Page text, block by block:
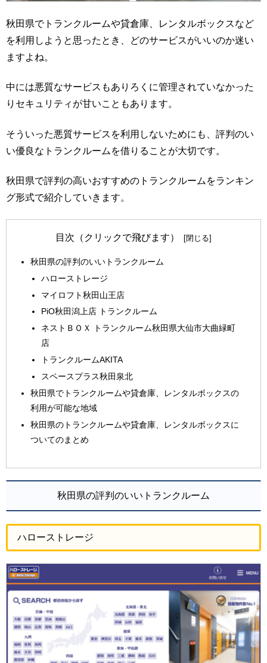
秋田県でトランクルームや貸倉庫、レンタルボックスなど
を利用しようと思ったとき、どのサービスがいいのか迷い
ますよね。
中には悪質なサービスもありろくに管理されていなかった
りセキュリティが甘いこともあります。
そういった悪質サービスを利用しないためにも、評判のい
い優良なトランクルームを借りることが大切です。
秋田県で評判の高いおすすめのトランクルームをランキン
グ形式で紹介していきます。
目次（クリックで飛びます）
秋田県の評判のいいトランクルーム
ハローストレージ
マイロフト秋田山王店
PiO秋田潟上店 トランクルーム
ネストＢＯＸ トランクルーム秋田県大仙市大曲緑町
店
トランクルームAKITA
スペースプラス秋田泉北
秋田県でトランクルームや貸倉庫、レンタルボックスの
利用が可能な地域
秋田県のトランクルームや貸倉庫、レンタルボックスに
ついてのまとめ
秋田県の評判のいいトランクルーム
ハローストレージ